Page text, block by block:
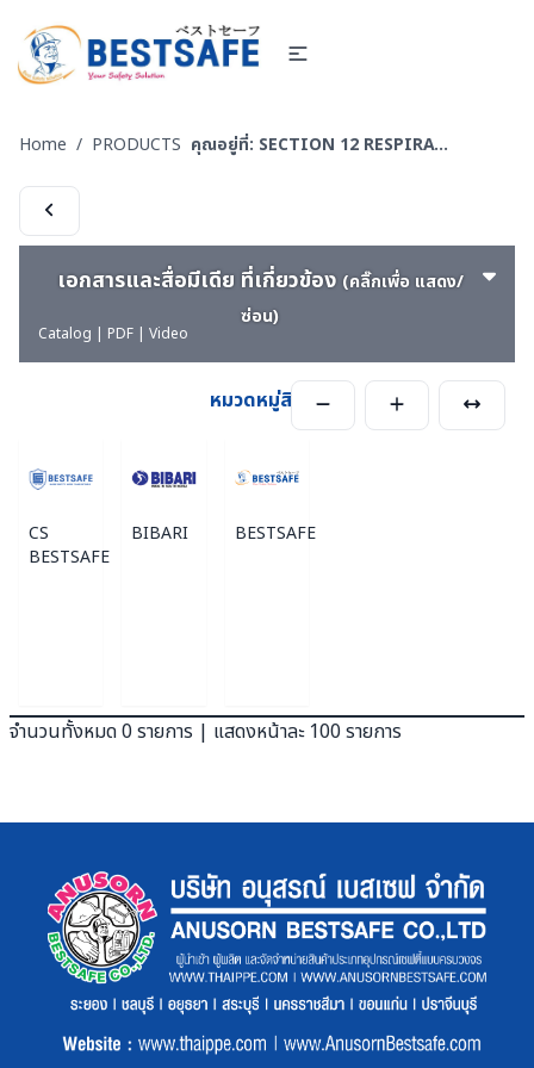
Home / PRODUCTS คุณอยู่ที่: SECTION 12 RESPIRATOR - หน้ากากตลับกรอง
เอกสารและสื่อมีเดีย ที่เกี่ยวข้อง (คลิ๊กเพื่อ แสดง/
ซ่อน)
Catalog | PDF | Video
หมวดหมู่สินค้า
CS
BESTSAFE
BIBARI BESTSAFE
จำนวนทั้งหมด 0 รายการ | แสดงหน้าละ 100 รายการ